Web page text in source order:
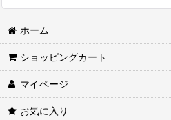
ホーム
ショッピングカート
マイページ
お気に入り